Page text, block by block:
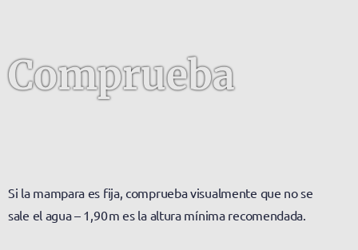
Comprueba
Si la mampara es fija, comprueba visualmente que no se
sale el agua – 1,90 m es la altura mínima recomendada.